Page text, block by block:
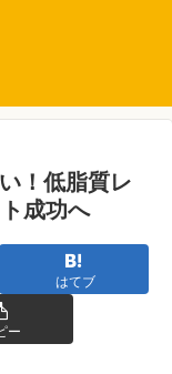
！低脂質レ
成功へ
はてブ
ー